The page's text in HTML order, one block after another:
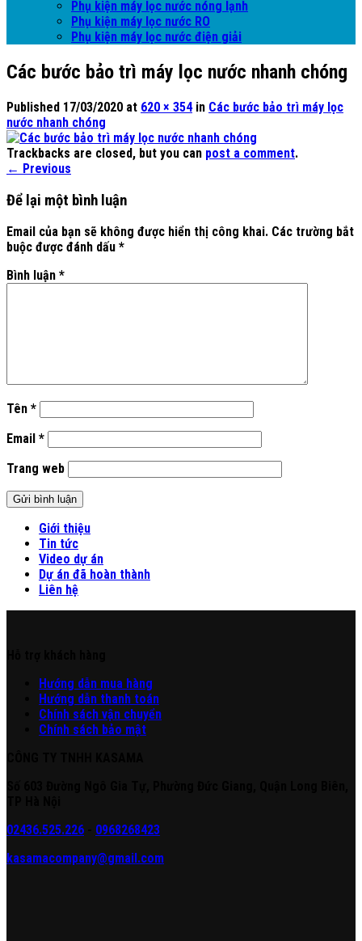
Phụ kiện máy lọc nước nóng lạnh
Phụ kiện máy lọc nước RO
Phụ kiện máy lọc nước điện giải
Các bước bảo trì máy lọc nước nhanh chóng
Published 17/03/2020 at 620 × 354in Các bước bảo trì máy lọc
nước nhanh chóng
Trackbacks are closed, but you can post a comment.
← Previous
Để lại một bình luận
Email của bạn sẽ không được hiển thị công khai. Các trường bắt
buộc được đánh dấu *
Bình luận *
Tên *
Email *
Trang web
Giới thiệu
Tin tức
Video dự án
Dự án đã hoàn thành
Liên hệ
Hướng dẫn mua hàng
Hướng dẫn thanh toán
Chính sách vận chuyển
Chính sách bảo mật
02436.525.226
0968268423
kasamacompany@gmail.com